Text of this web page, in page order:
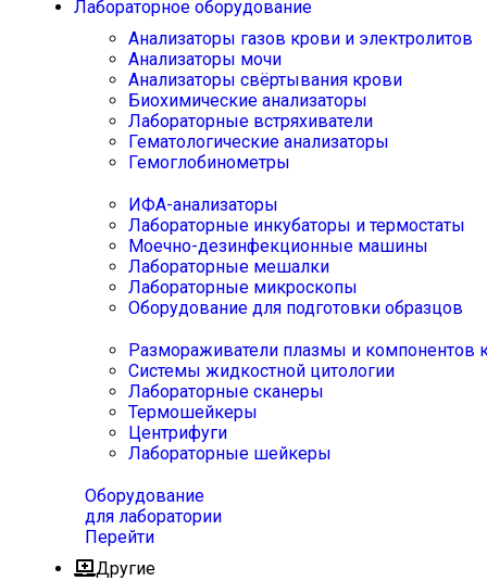
Лабораторное оборудование
Анализаторы газов крови и электролитов
Анализаторы мочи
Анализаторы свёртывания крови
Биохимические анализаторы
Лабораторные встряхиватели
Гематологические анализаторы
Гемоглобинометры
ИФА-анализаторы
Лабораторные инкубаторы и термостаты
Моечно-дезинфекционные машины
Лабораторные мешалки
Лабораторные микроскопы
Оборудование для подготовки образцов
Размораживатели плазмы и компонентов
Системы жидкостной цитологии
Лабораторные сканеры
Термошейкеры
Центрифуги
Лабораторные шейкеры
Оборудование
для лаборатории
Перейти
Другие